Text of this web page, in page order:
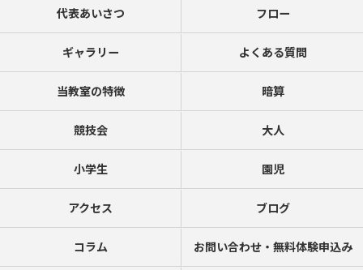
代表あいさつ フロー
ギャラリー よくある質問
当教室の特徴 暗算
競技会 大人
小学生 園児
アクセス ブログ
コラム お問い合わせ・無料体験申込み